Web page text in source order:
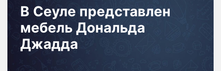
В Сеуле представлен
мебель Дональда
Джадда